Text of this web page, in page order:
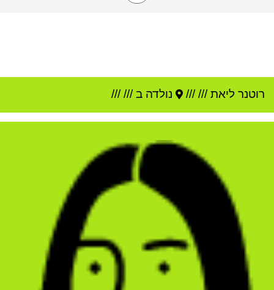
רוטנר ליאת///
/// נולדה ב //////